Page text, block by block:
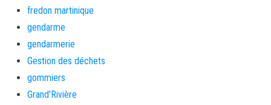
fredon martinique
gendarme
gendarmerie
Gestion des déchets
gommiers
Grand'Rivière